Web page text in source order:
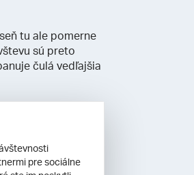
tu ale pomerne
sú preto
čulá vedľajšia
Kolumbus,
mesto
pre sociálne